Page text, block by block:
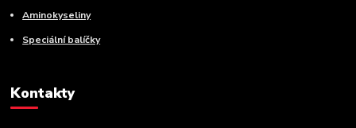
Aminokyseliny
Speciální balíčky
Kontakty